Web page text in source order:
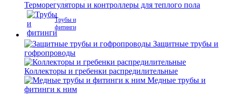
Терморегуляторы и контроллеры для теплого пола
Трубы и
фитинги
Защитные трубы и
гофропроводы
Коллекторы и гребенки распредилительные
Медные трубы и
фитинги к ним